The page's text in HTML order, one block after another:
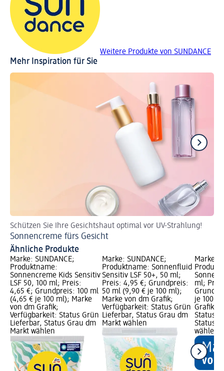
Weitere Produkte von SUNDANCE
Mehr Inspiration für Sie
Schützen Sie Ihre Gesichtshaut optimal vor UV-Strahlung!
Sonnencreme fürs Gesicht
Ähnliche Produkte
Marke: SUNDANCE;
Produktname:
Sonnencreme Kids Sensitiv
LSF 50, 100 ml; Preis:
4,65 €; Grundpreis: 100 ml
(4,65 € je 100 ml); Marke
von dm Grafik;
Verfügbarkeit: Status Grün
Lieferbar, Status Grau dm
Markt wählen
Marke: SUNDANCE;
Produktname: Sonnenfluid
Sensitiv LSF 50+, 50 ml;
Preis: 4,95 €; Grundpreis:
50 ml (9,90 € je 100 ml);
Marke von dm Grafik;
Verfügbarkeit: Status Grün
Lieferbar, Status Grau dm
Markt wählen
Marke:
ml;
je 100
Grafik;
Status
Status
wählen